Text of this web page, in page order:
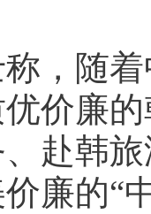
随着
价廉
赴韩
廉的“